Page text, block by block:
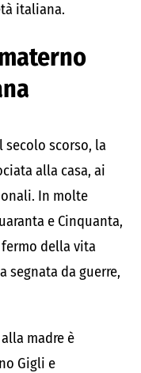
italiana.
scorso, la
alla casa, ai
In molte
e Cinquanta,
della vita
segnata da guerre,
madre è
Gigli e